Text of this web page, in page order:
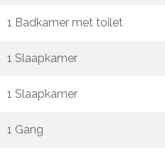
1 Badkamer met toilet
1 Slaapkamer
1 Slaapkamer
1 Gang